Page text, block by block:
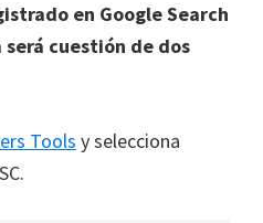
en Google Search
cuestión de dos
Tools y selecciona